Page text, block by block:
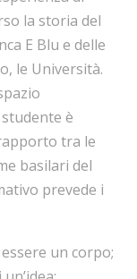
la storia del
E Blu e delle
le Università.
è
tra le
basilari del
prevede i
un corpo;